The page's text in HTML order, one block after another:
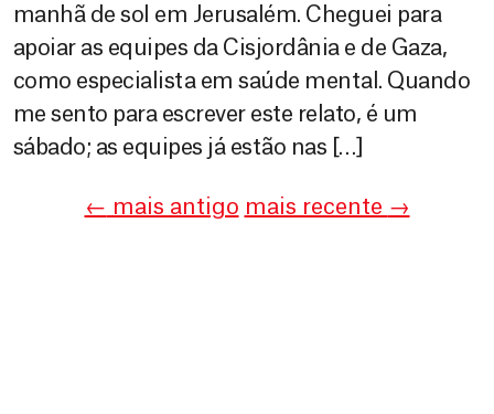
manhã de sol em Jerusalém. Cheguei para
apoiar as equipes da Cisjordânia e de Gaza,
como especialista em saúde mental. Quando
me sento para escrever este relato, é um
sábado; as equipes já estão nas […]
← mais antigo mais recente →